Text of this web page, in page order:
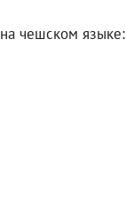
чешском языке: